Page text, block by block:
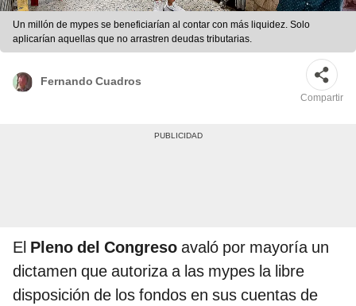
Un millón de mypes se beneficiarían al contar con más liquidez. Solo
aplicarían aquellas que no arrastren deudas tributarias.
Fernando Cuadros
Compartir
El Pleno del Congreso avaló por mayoría un
dictamen que autoriza a las mypes la libre
disposición de los fondos en sus cuentas de